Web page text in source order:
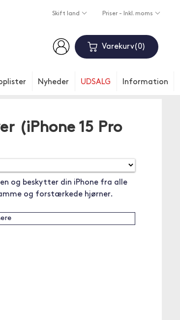
Skift land Priser - Inkl. moms
Varekurv 0
Nyheder UDSALG Information
(iPhone 15 Pro
og beskytter din iPhone fra alle
og forstærkede hjørner.